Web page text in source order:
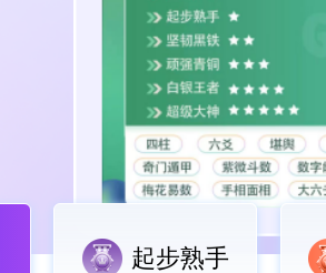
起步熟手